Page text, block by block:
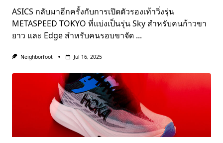
ASICS กลับมาอีกครั้งกับการเปิดตัวรองเท้าวิ่งรุ่น
METASPEED TOKYO ที่แบ่งเป็นรุ่น Sky สำหรับคนก้าวขา
ยาว และ Edge สำหรับคนรอบขาจัด ...
Neighborfoot Jul 16, 2025